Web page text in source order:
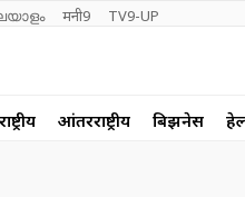
मनी9 TV9-UP
राष्ट्रीय आंतरराष्ट्रीय बिझनेस